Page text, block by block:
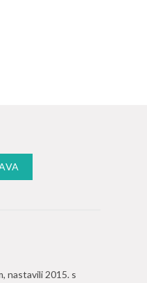
nastavili 2015. s